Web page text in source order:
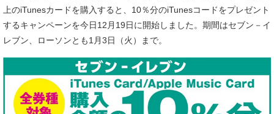
上のiTunesカードを購入すると、10％分のiTunesコードをプレゼント
するキャンペーンを今日12月19日に開始しました。期間はセブン－イ
レブン、ローソンとも1月3日（火）まで。